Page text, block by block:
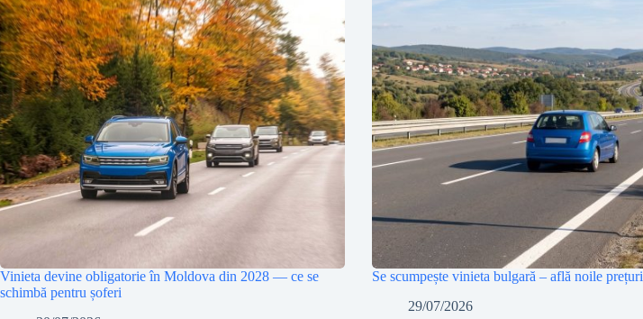
Vinieta devine obligatorie în Moldova din 2028 — ce se
schimbă pentru șoferi
Se scumpește vinieta bulgară – află noile prețuri
29/07/2026